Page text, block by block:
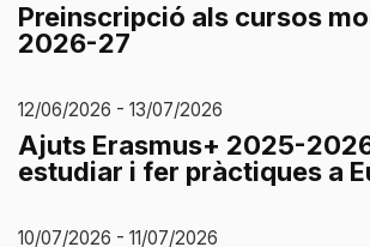
Preinscripció als cursos
2026-27
12/06/2026 - 13/07/2026
Ajuts Erasmus+ 2025-
estudiar i fer pràctiques a
10/07/2026 - 11/07/2026